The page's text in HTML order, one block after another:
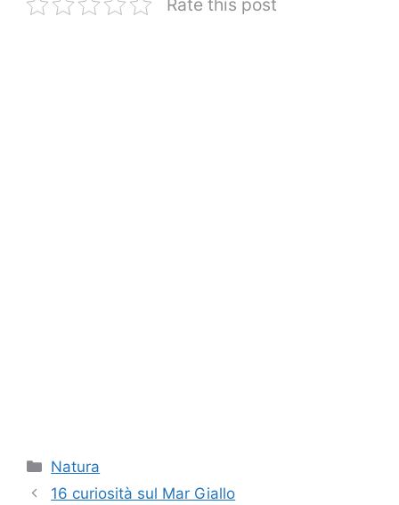
Rate this post
Categorie
Natura
16 curiosità sul Mar Giallo